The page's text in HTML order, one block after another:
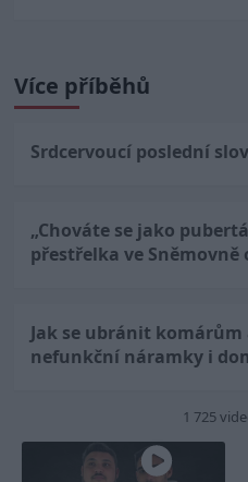
Více příběhů
Srdcervoucí poslední
„Chováte se jako
přestřelka ve
Jak se ubránit
nefunkční náramky i
1 725